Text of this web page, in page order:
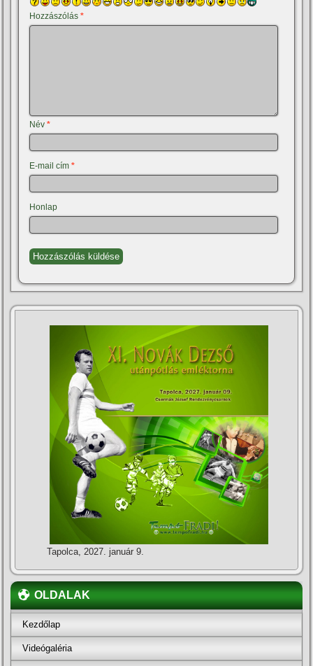
Hozzászólás*
Név*
E-mail cím*
Honlap
Tapolca, 2027. január 9.
OLDALAK
Kezdőlap
Videógaléria